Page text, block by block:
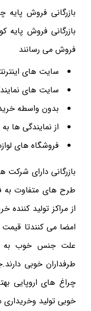
بازرگانی فروش
بازرگانی فروش پایه
فروش می رسانند
سایت های
سایت های
بدون واسطه خرید
از نمایندگی ها
فروشگاه های
بازرگانی دارای
طرح های متفاوت به
از مراکز تولید
امضا می کنندتا
علت جنس خوب به
طرفداران خوبی
چراغ های اروپایی
خوبی تولید